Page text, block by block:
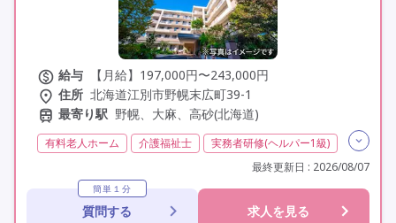
給与
【月給】197,000円〜243,000円
住所 北海道江別市野幌末広町39-1
最寄り駅 野幌、大麻、高砂(北海道)
有料老人ホーム 介護福祉士
実務者研修(ヘルパー1級)
残業月20時間以内
残業ほぼなし
常勤 社会保険完備
交通費支給
学歴不問
未経験歓迎
定年65歳以上
最終更新日 : 2026/08/07
簡単１分
質問する 求人を見る